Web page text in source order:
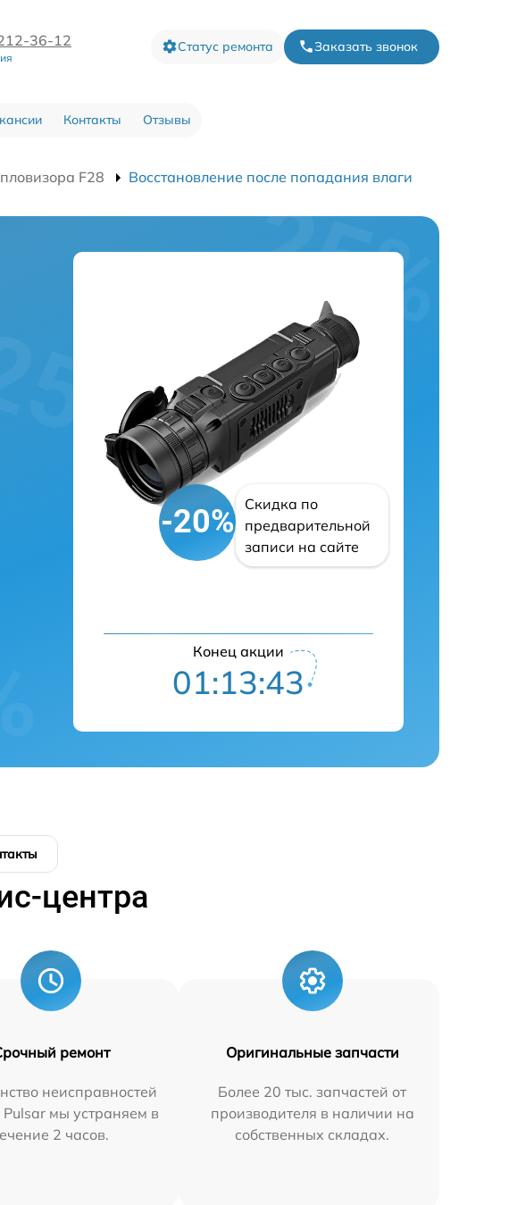
36-12 Статус ремонта Заказать звонок
Контакты Отзывы
F28 Восстановление после попадания влаги
-20%
Скидка по
предварительной
записи на сайте
Конец акции
01:13:42
центра
ремонт
неисправностей
Pulsar мы устраняем в
2 часов.
Оригинальные запчасти
Более 20 тыс. запчастей от
производителя в наличии на
собственных складах.